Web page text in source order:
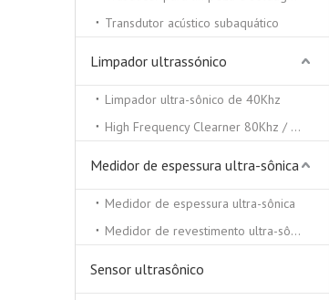
Transdutor acústico subaquático
Limpador ultrassónico
Limpador ultra-sônico de 40Khz
High Frequency Clearner 80Khz / 100Khz / 130 / Khz
Medidor de espessura ultra-sônica
Medidor de espessura ultra-sônica
Medidor de revestimento ultra-sônico
Sensor ultrasônico